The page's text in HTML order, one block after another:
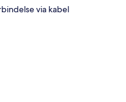
via kabel